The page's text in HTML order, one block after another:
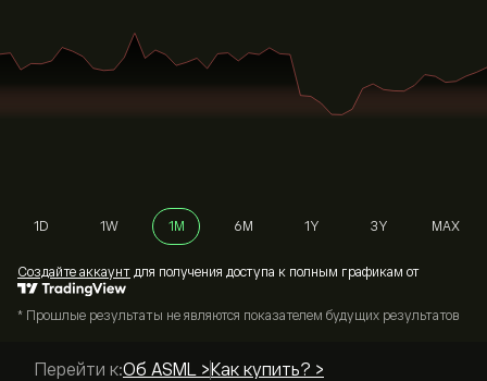
1D 1W 1M 6M 1Y 3Y MAX
Cоздайте аккаунт для получения доступа к полным графикам от
* Прошлые результаты не являются показателем будущих результатов
Перейти к:Об ASML > Как купить? >